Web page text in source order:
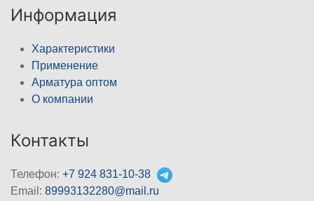
Информация
Характеристики
Применение
Арматура оптом
О компании
Контакты
Телефон: +7 924 831-10-38
Email: 89993132280@mail.ru